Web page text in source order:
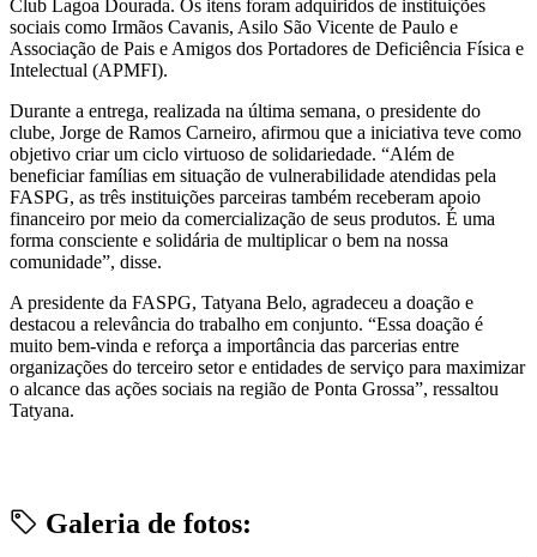
Club Lagoa Dourada. Os itens foram adquiridos de instituições
sociais como Irmãos Cavanis, Asilo São Vicente de Paulo e
Associação de Pais e Amigos dos Portadores de Deficiência Física e
Intelectual (APMFI).
Durante a entrega, realizada na última semana, o presidente do
clube, Jorge de Ramos Carneiro, afirmou que a iniciativa teve como
objetivo criar um ciclo virtuoso de solidariedade. “Além de
beneficiar famílias em situação de vulnerabilidade atendidas pela
FASPG, as três instituições parceiras também receberam apoio
financeiro por meio da comercialização de seus produtos. É uma
forma consciente e solidária de multiplicar o bem na nossa
comunidade”, disse.
A presidente da FASPG, Tatyana Belo, agradeceu a doação e
destacou a relevância do trabalho em conjunto. “Essa doação é
muito bem-vinda e reforça a importância das parcerias entre
organizações do terceiro setor e entidades de serviço para maximizar
o alcance das ações sociais na região de Ponta Grossa”, ressaltou
Tatyana.
Galeria de fotos: